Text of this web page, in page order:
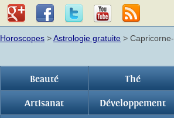
Horoscopes >Astrologie gratuite > Capricorne-
Beauté Thé
Artisanat Développement